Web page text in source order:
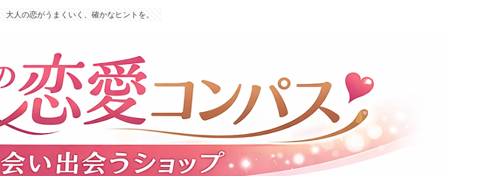
大人の恋がうまくいく、確かなヒントを。